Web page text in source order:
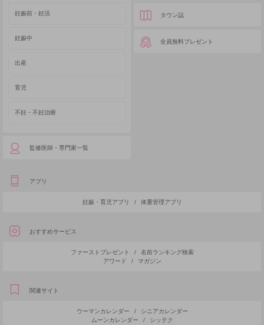
妊娠前・妊活
妊娠中
出産
育児
不妊・不妊治療
監修医師・専門家一覧
タウン誌
全員無料プレゼント
アプリ
妊娠・育児アプリ / 体重管理アプリ
おすすめサービス
ファーストプレゼント /
名前ランキング検索
アワード
/ マガジン
関連サイト
ウーマンカレンダー /
シニアカレンダー
ムーンカレンダー
/
シッテク